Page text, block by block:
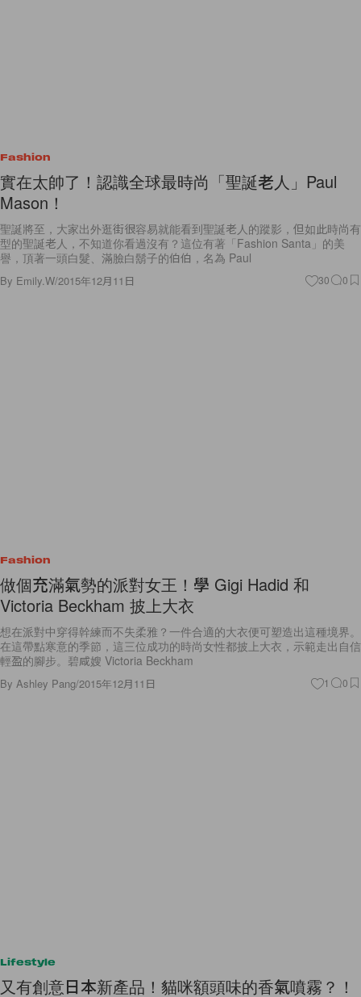
Fashion
實在太帥了！認識全球最時尚「聖誕老人」Paul
Mason！
聖誕將至，大家出外逛街很容易就能看到聖誕老人的蹤影，但如此時尚有
型的聖誕老人，不知道你看過沒有？這位有著「Fashion Santa」的美
譽，頂著一頭白髮、滿臉白鬍子的伯伯，名為 Paul
By Emily.W/2015年12月11日 30 0
Fashion
做個充滿氣勢的派對女王！學 Gigi Hadid 和
Victoria Beckham 披上大衣
想在派對中穿得幹練而不失柔雅？一件合適的大衣便可塑造出這種境界。
在這帶點寒意的季節，這三位成功的時尚女性都披上大衣，示範走出自信
輕盈的腳步。碧咸嫂 Victoria Beckham
By Ashley Pang/2015年12月11日 1 0
Lifestyle
又有創意日本新產品！貓咪額頭味的香氣噴霧？！